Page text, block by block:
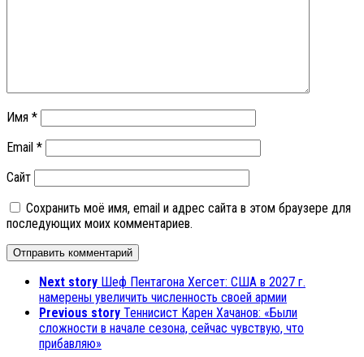
Имя *
Email *
Сайт
Сохранить моё имя, email и адрес сайта в этом браузере для
последующих моих комментариев.
Next story Шеф Пентагона Хегсет: США в 2027 г.
намерены увеличить численность своей армии
Previous story Теннисист Карен Хачанов: «Были
сложности в начале сезона, сейчас чувствую, что
прибавляю»